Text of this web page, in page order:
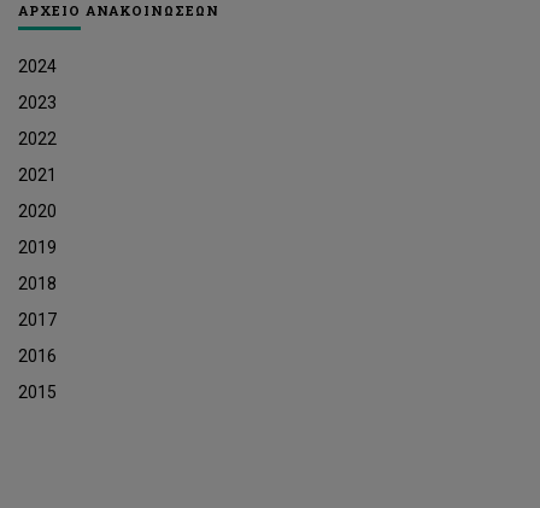
ΑΡΧΕΙΟ ΑΝΑΚΟΙΝΩΣΕΩΝ
2024
2023
2022
2021
2020
2019
2018
2017
2016
2015